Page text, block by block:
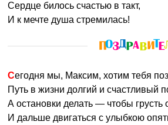
Сердце билось счастью в такт,
И к мечте душа стремилась!
Сегодня мы, Максим, хотим тебя
Путь в жизни долгий и счастливый
А остановки делать — чтобы грусть
И дальше двигаться с улыбкою